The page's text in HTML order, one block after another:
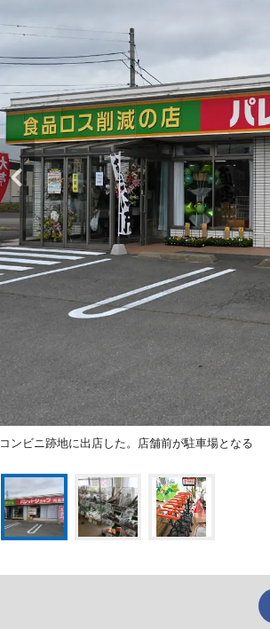
コンビニ跡地に出店した。店舗前が駐車場となる